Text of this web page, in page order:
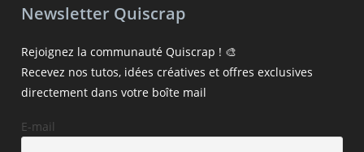
Newsletter Quiscrap
Rejoignez la communauté Quiscrap ! 🎨
Recevez nos tutos, idées créatives et offres exclusives
directement dans votre boîte mail
E-mail